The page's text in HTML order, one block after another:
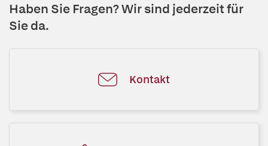
Haben Sie Fragen? Wir sind jederzeit für
Sie da.
Kontakt